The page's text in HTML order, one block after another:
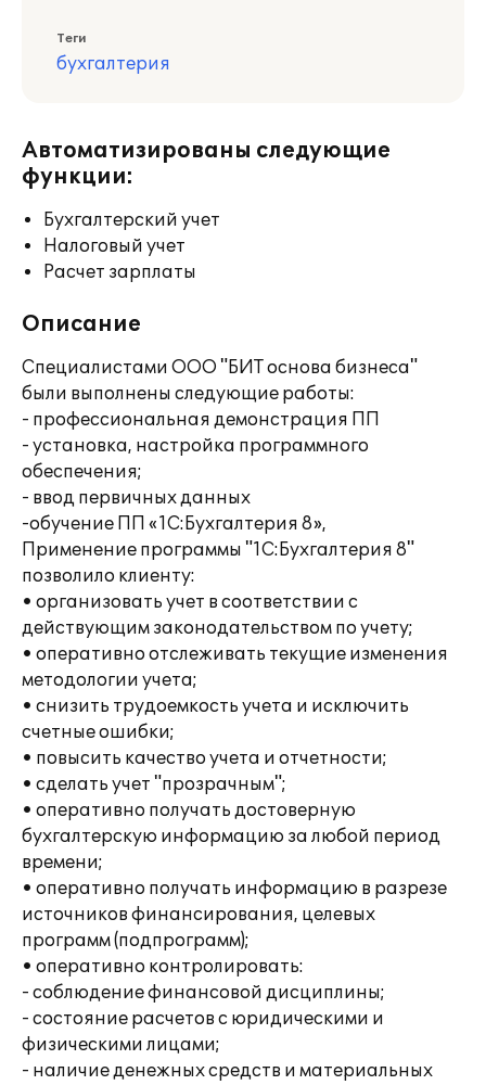
Теги
бухгалтерия
Автоматизированы следующие
функции:
Бухгалтерский учет
Налоговый учет
Расчет зарплаты
Описание
Специалистами ООО "БИТ основа бизнеса"
были выполнены следующие работы:
- профессиональная демонстрация ПП
- установка, настройка программного
обеспечения;
- ввод первичных данных
-обучение ПП «1С:Бухгалтерия 8»,
Применение программы "1С:Бухгалтерия 8"
позволило клиенту:
• организовать учет в соответствии с
действующим законодательством по учету;
• оперативно отслеживать текущие изменения
методологии учета;
• снизить трудоемкость учета и исключить
счетные ошибки;
• повысить качество учета и отчетности;
• сделать учет "прозрачным";
• оперативно получать достоверную
бухгалтерскую информацию за любой период
времени;
• оперативно получать информацию в разрезе
источников финансирования, целевых
программ (подпрограмм);
• оперативно контролировать:
- соблюдение финансовой дисциплины;
- состояние расчетов с юридическими и
физическими лицами;
- наличие денежных средств и материальных